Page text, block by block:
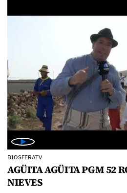
BIOSFERATV
AGÜITA AGÜITA PGM 52
NIEVES